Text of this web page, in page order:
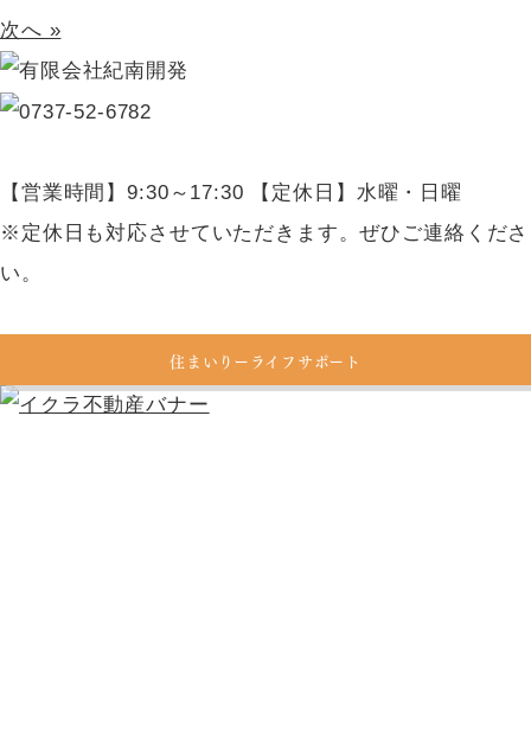
次へ »
【営業時間】9:30～17:30 【定休日】水曜・日曜
※定休日も対応させていただきます。ぜひご連絡くださ
い。
住まいりーライフサポート